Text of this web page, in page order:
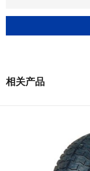
相关产品